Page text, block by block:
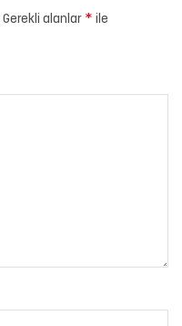
Gerekli alanlar * ile